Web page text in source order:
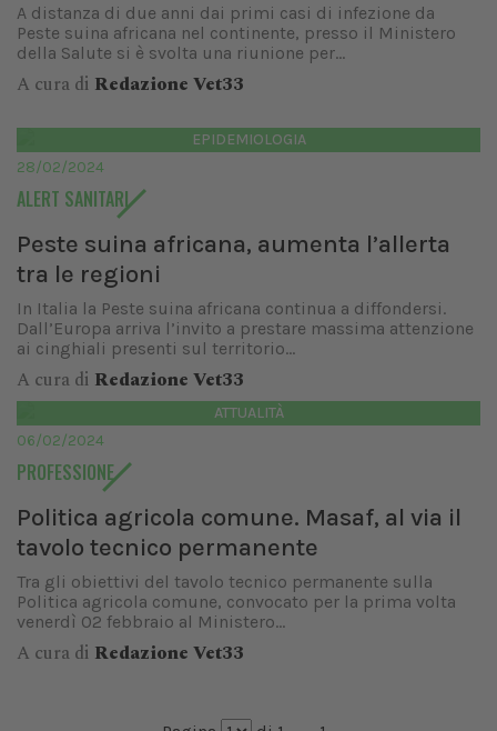
A distanza di due anni dai primi casi di infezione da
Peste suina africana nel continente, presso il Ministero
della Salute si è svolta una riunione per...
A cura di Redazione Vet33
EPIDEMIOLOGIA
28/02/2024
ALERT SANITARI
Peste suina africana, aumenta l’allerta
tra le regioni
In Italia la Peste suina africana continua a diffondersi.
Dall’Europa arriva l’invito a prestare massima attenzione
ai cinghiali presenti sul territorio...
A cura di Redazione Vet33
ATTUALITÀ
06/02/2024
PROFESSIONE
Politica agricola comune. Masaf, al via il
tavolo tecnico permanente
Tra gli obiettivi del tavolo tecnico permanente sulla
Politica agricola comune, convocato per la prima volta
venerdì 02 febbraio al Ministero...
A cura di Redazione Vet33